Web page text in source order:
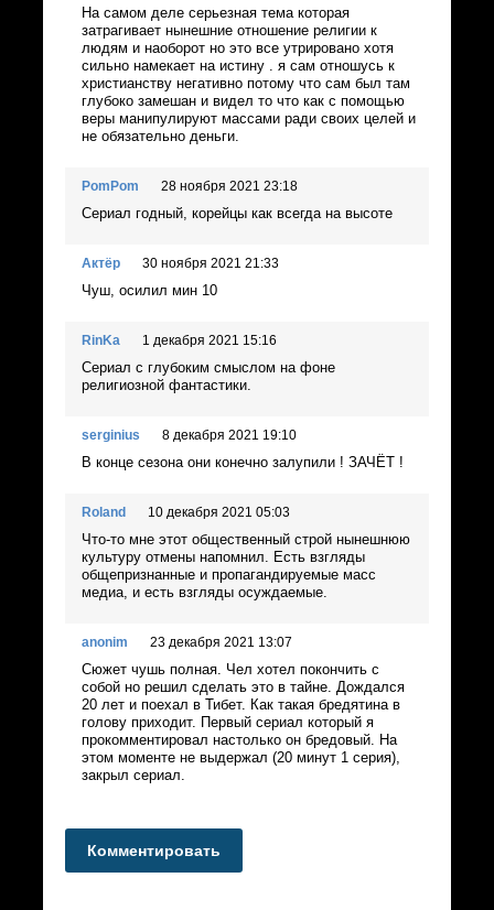
На самом деле серьезная тема которая
затрагивает нынешние отношение религии к
людям и наоборот но это все утрировано хотя
сильно намекает на истину . я сам отношусь к
христианству негативно потому что сам был там
глубоко замешан и видел то что как с помощью
веры манипулируют массами ради своих целей и
не обязательно деньги.
PomPom 28 ноября 2021 23:18
Сериал годный, корейцы как всегда на высоте
Актёр 30 ноября 2021 21:33
Чуш, осилил мин 10
RinKa 1 декабря 2021 15:16
Сериал с глубоким смыслом на фоне
религиозной фантастики.
serginius 8 декабря 2021 19:10
В конце сезона они конечно залупили ! ЗАЧЁТ !
Roland 10 декабря 2021 05:03
Что-то мне этот общественный строй нынешнюю
культуру отмены напомнил. Есть взгляды
общепризнанные и пропагандируемые масс
медиа, и есть взгляды осуждаемые.
anonim 23 декабря 2021 13:07
Сюжет чушь полная. Чел хотел покончить с
собой но решил сделать это в тайне. Дождался
20 лет и поехал в Тибет. Как такая бредятина в
голову приходит. Первый сериал который я
прокомментировал настолько он бредовый. На
этом моменте не выдержал (20 минут 1 серия),
закрыл сериал.
Комментировать